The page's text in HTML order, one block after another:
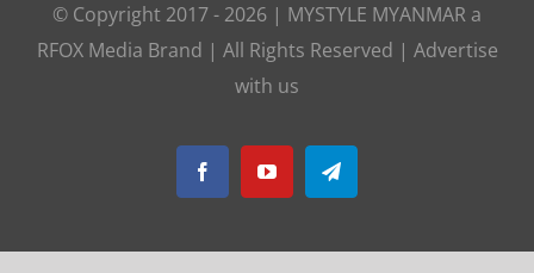
© Copyright 2017 - 2026 | MYSTYLE MYANMAR a
RFOX Media Brand | All Rights Reserved | Advertise
with us
FacebookYouTubeTelegram